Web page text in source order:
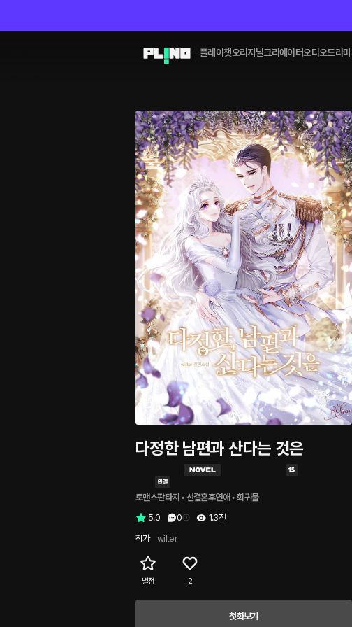
플레이챗오리지널크리에이터오디오드라마
다정한 남편과 산다는 것은
로맨스판타지 • 선결혼후연애 • 회귀물
5.0
0
1.3천
작가
wilter
별점 2
첫화보기